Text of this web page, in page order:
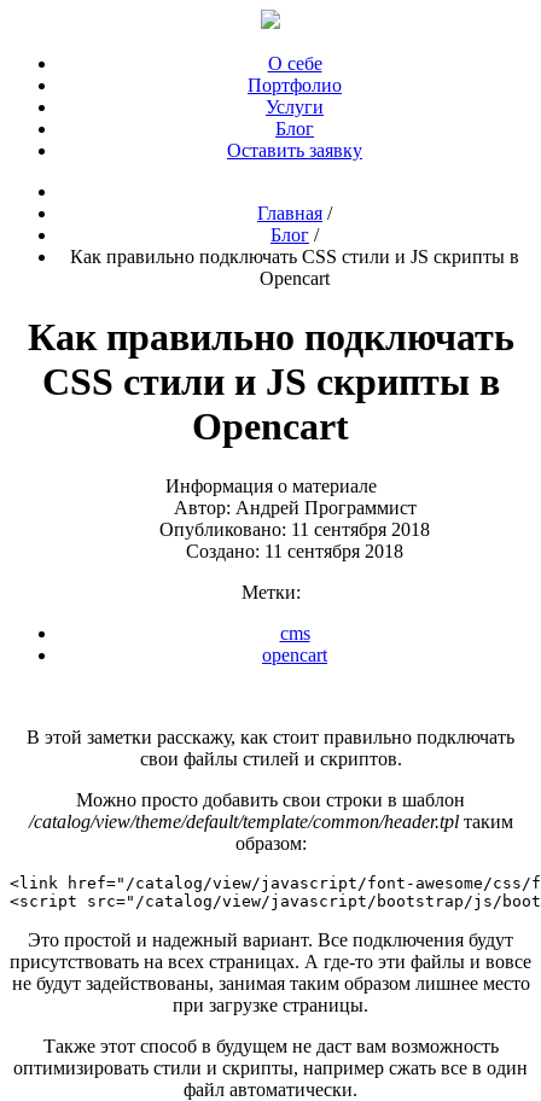
О себе
Портфолио
Услуги
Блог
Оставить заявку
Главная /
Блог /
Как правильно подключать CSS стили и JS скрипты в
Opencart
Как правильно подключать
CSS стили и JS скрипты в
Opencart
Информация о материале
Автор: Андрей Программист
Опубликовано: 11 сентября 2018
Создано: 11 сентября 2018
Метки:
cms
opencart
В этой заметки расскажу, как стоит правильно подключать
свои файлы стилей и скриптов.
Можно просто добавить свои строки в шаблон
/catalog/view/theme/default/template/common/header.tplтаким
образом:
<link href="/catalog/view/javascript/font-awesome/
<script src="/catalog/view/javascript/bootstrap/js/
Это простой и надежный вариант. Все подключения будут
присутствовать на всех страницах. А где-то эти файлы и вовсе
не будут задействованы, занимая таким образом лишнее место
при загрузке страницы.
Также этот способ в будущем не даст вам возможность
оптимизировать стили и скрипты, например сжать все в один
файл автоматически.